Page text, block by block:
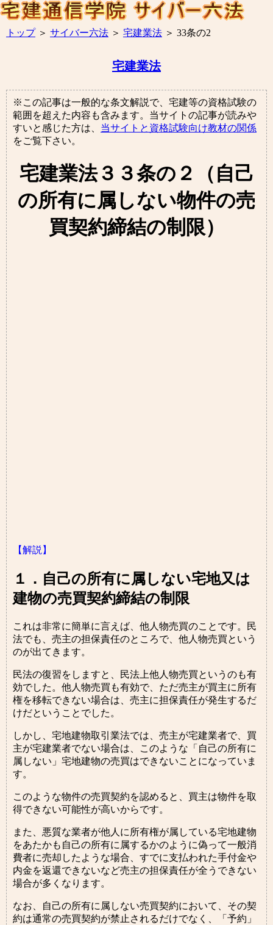
トップ＞ サイバー六法 ＞ 宅建業法 ＞ 33条の2
宅建業法
※この記事は一般的な条文解説で、宅建等の資格試験の
範囲を超えた内容も含みます。当サイトの記事が読みや
すいと感じた方は、 当サイトと資格試験向け教材の関係
をご覧下さい。
宅建業法３３条の２（自己
の所有に属しない物件の売
買契約締結の制限）
【解説】
１．自己の所有に属しない宅地又は
建物の売買契約締結の制限
これは非常に簡単に言えば、他人物売買のことです。民
法でも、売主の担保責任のところで、他人物売買という
のが出てきます。
民法の復習をしますと、民法上他人物売買というのも有
効でした。他人物売買も有効で、ただ売主が買主に所有
権を移転できない場合は、売主に担保責任が発生するだ
けだということでした。
しかし、宅地建物取引業法では、売主が宅建業者で、買
主が宅建業者でない場合は、このような「自己の所有に
属しない」宅地建物の売買はできないことになっていま
す。
このような物件の売買契約を認めると、買主は物件を取
得できない可能性が高いからです。
また、悪質な業者が他人に所有権が属している宅地建物
をあたかも自己の所有に属するかのように偽って一般消
費者に売却したような場合、すでに支払われた手付金や
内金を返還できないなど売主の担保責任が全うできない
場合が多くなります。
なお、自己の所有に属しない売買契約において、その契
約は通常の売買契約が禁止されるだけでなく、「予約」